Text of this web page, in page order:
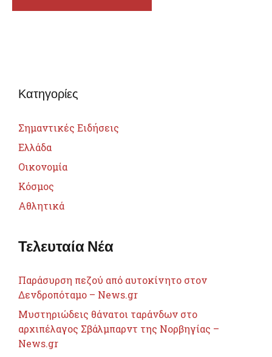
Κατηγορίες
Σημαντικές Ειδήσεις
Ελλάδα
Οικονομία
Κόσμος
Αθλητικά
Τελευταία Νέα
Παράσυρση πεζού από αυτοκίνητο στον
Δενδροπόταμο – News.gr
Μυστηριώδεις θάνατοι ταράνδων στο
αρχιπέλαγος Σβάλμπαρντ της Νορβηγίας –
News.gr